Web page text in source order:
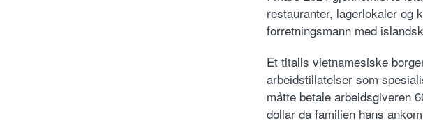
restauranter, lagerlokaler og
forretningsmann med
Et titalls vietnamesiske
arbeidstillatelser som
måtte betale arbeidsgiveren
dollar da familien hans